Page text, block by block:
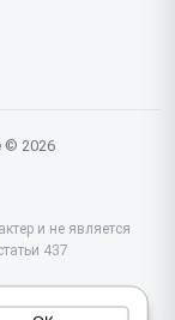
© 2026
и не является
437
Apple, но не